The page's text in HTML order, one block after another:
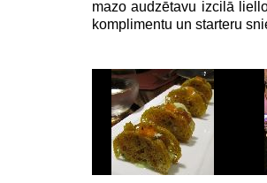
mazo audzētavu izcilā
komplimentu un starteru